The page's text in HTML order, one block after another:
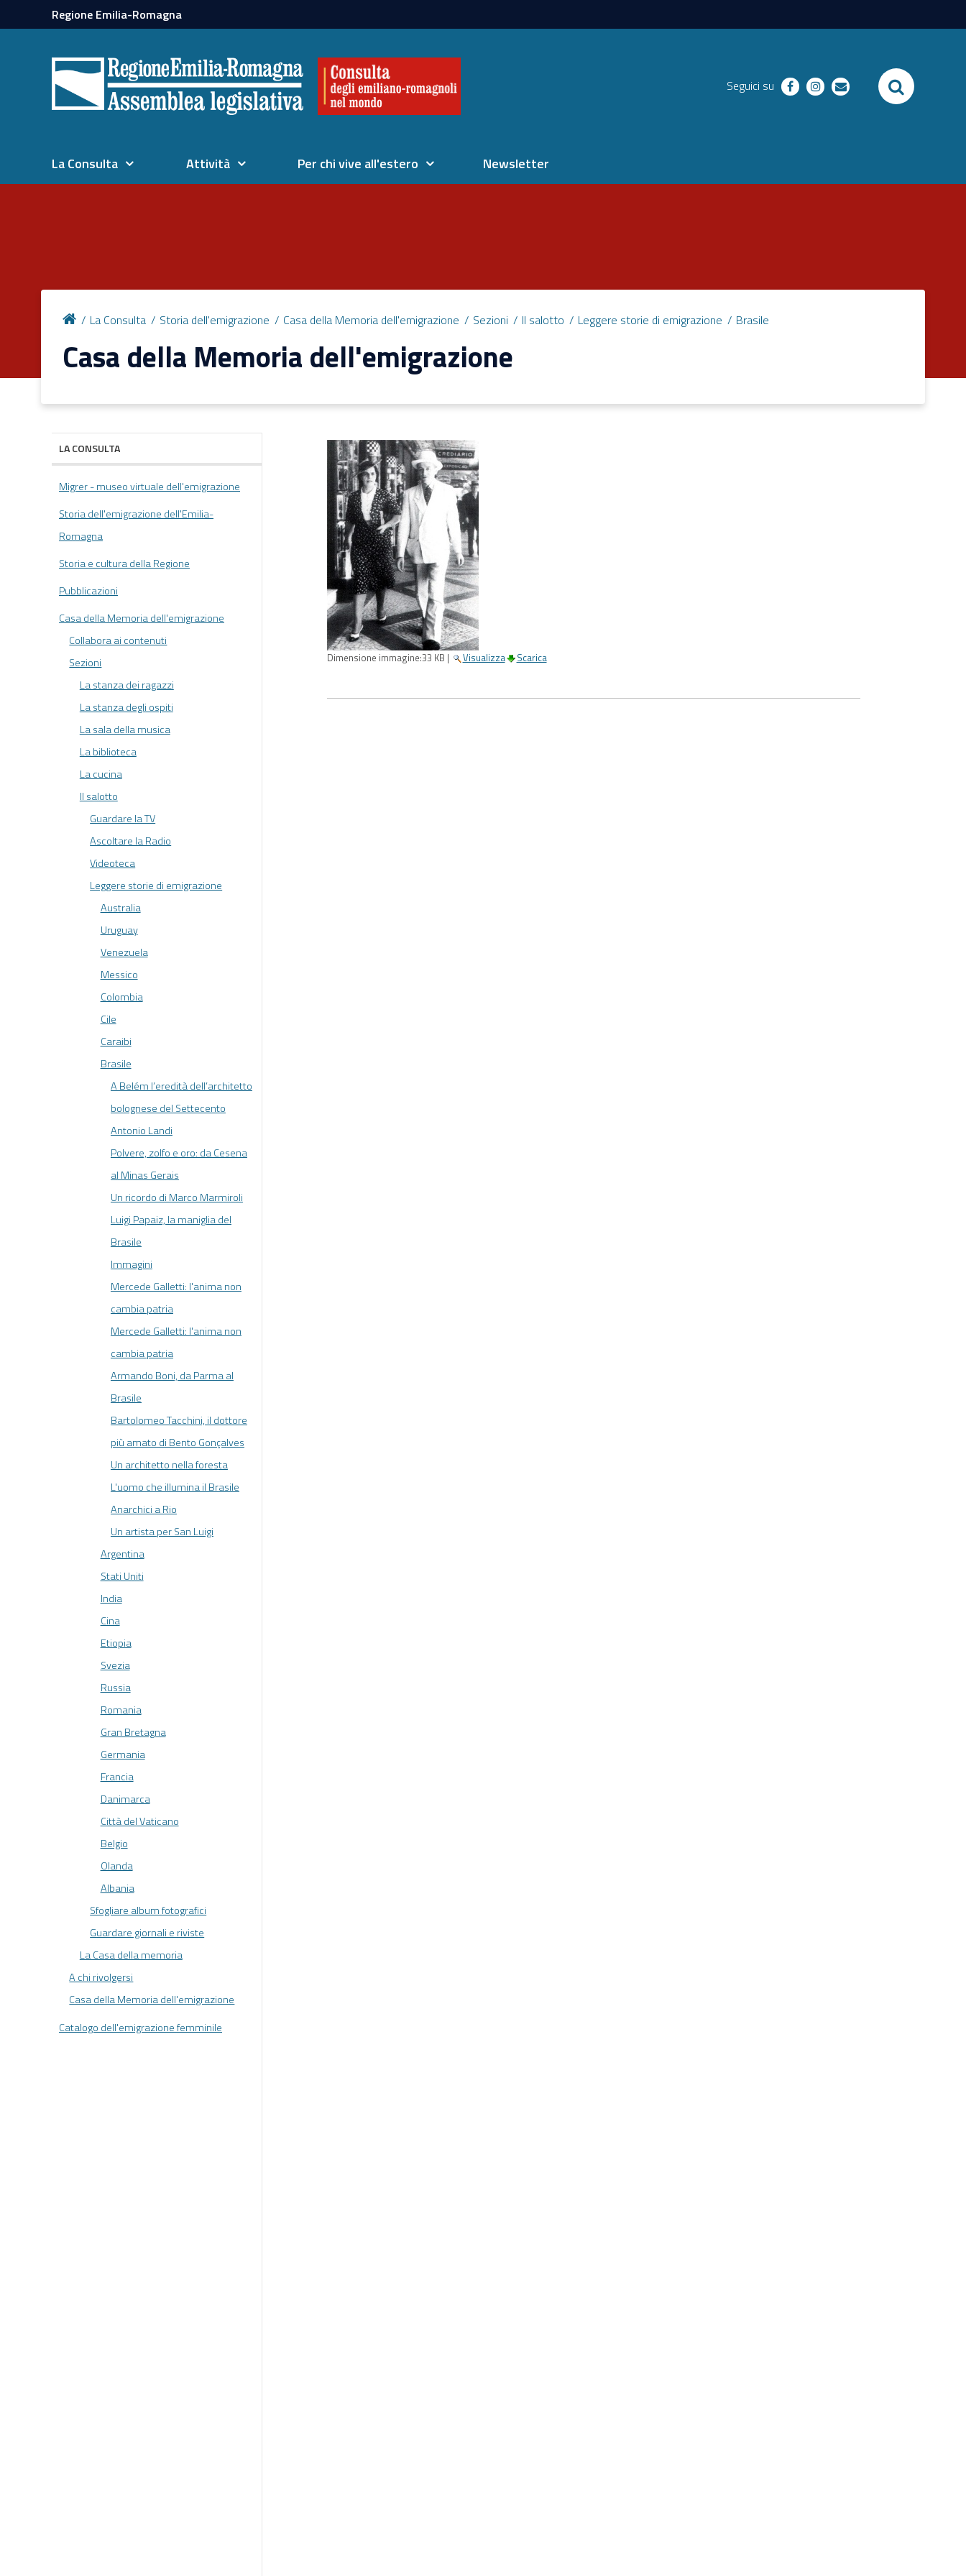
Regione Emilia-Romagna
Seguici su facebookinstagram
email SEARCH
La Consulta Attività Per chi vive all'estero Newsletter
La Consulta Storia dell'emigrazione Casa della Memoria dell'emigrazione Sezioni Il salotto Leggere storie di emigrazione Brasile
Casa della Memoria dell'emigrazione
Dimensione immagine:33 KB | Visualizza Scarica
LA CONSULTA
Migrer - museo virtuale dell'emigrazione
Storia dell'emigrazione dell'Emilia-
Romagna
Storia e cultura della Regione
Pubblicazioni
Casa della Memoria dell'emigrazione
Collabora ai contenuti
Sezioni
La stanza dei ragazzi
La stanza degli ospiti
La sala della musica
La biblioteca
La cucina
Il salotto
Guardare la TV
Ascoltare la Radio
Videoteca
Leggere storie di emigrazione
Australia
Uruguay
Venezuela
Messico
Colombia
Cile
Caraibi
Brasile
A Belém l’eredità dell’architetto
bolognese del Settecento
Antonio Landi
Polvere, zolfo e oro: da Cesena
al Minas Gerais
Un ricordo di Marco Marmiroli
Luigi Papaiz, la maniglia del
Brasile
Immagini
Mercede Galletti: l'anima non
cambia patria
Mercede Galletti: l'anima non
cambia patria
Armando Boni, da Parma al
Brasile
Bartolomeo Tacchini, il dottore
più amato di Bento Gonçalves
Un architetto nella foresta
L'uomo che illumina il Brasile
Anarchici a Rio
Un artista per San Luigi
Argentina
Stati Uniti
India
Cina
Etiopia
Svezia
Russia
Romania
Gran Bretagna
Germania
Francia
Danimarca
Città del Vaticano
Belgio
Olanda
Albania
Sfogliare album fotografici
Guardare giornali e riviste
La Casa della memoria
A chi rivolgersi
Casa della Memoria dell'emigrazione
Catalogo dell'emigrazione femminile